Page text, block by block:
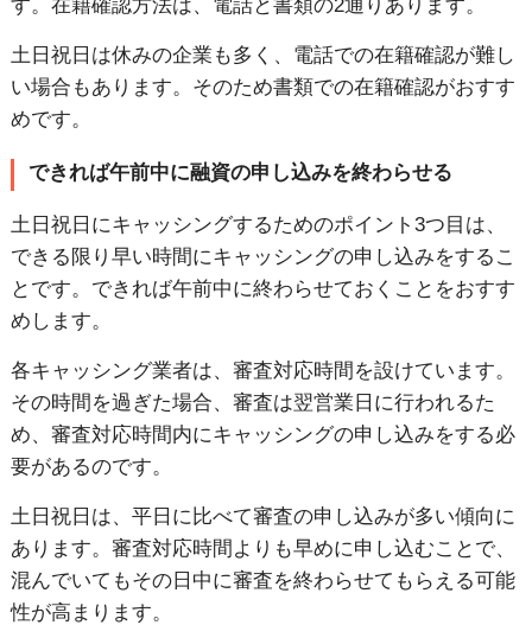
す。在籍確認方法は、電話と書類の2通りあります。
土日祝日は休みの企業も多く、電話での在籍確認が難し
い場合もあります。そのため書類での在籍確認がおすす
めです。
できれば午前中に融資の申し込みを終わらせる
土日祝日にキャッシングするためのポイント3つ目は、
できる限り早い時間にキャッシングの申し込みをするこ
とです。できれば午前中に終わらせておくことをおすす
めします。
各キャッシング業者は、審査対応時間を設けています。
その時間を過ぎた場合、審査は翌営業日に行われるた
め、審査対応時間内にキャッシングの申し込みをする必
要があるのです。
土日祝日は、平日に比べて審査の申し込みが多い傾向に
あります。審査対応時間よりも早めに申し込むことで、
混んでいてもその日中に審査を終わらせてもらえる可能
性が高まります。